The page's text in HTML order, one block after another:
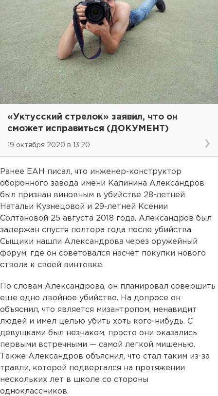
«Уктусский стрелок» заявил, что он
сможет исправиться (ДОКУМЕНТ)
19 октября 2020 в 13:20
Ранее ЕАН писал, что инженер-конструктор
оборонного завода имени Калинина Александров
был признан виновным в убийстве 28-летней
Натальи Кузнецовой и 29-летней Ксении
Солтановой 25 августа 2018 года. Александров был
задержан спустя полтора года после убийства.
Сыщики нашли Александрова через оружейный
форум, где он советовался насчет покупки нового
ствола к своей винтовке.
По словам Александрова, он планировал совершить
еще одно двойное убийство. На допросе он
объяснил, что является мизантропом, ненавидит
людей и имел целью убить хоть кого-нибудь. С
девушками был незнаком, просто они оказались
первыми встречными — самой легкой мишенью.
Также Александров объяснил, что стал таким из-за
травли, которой подвергался на протяжении
нескольких лет в школе со стороны
одноклассников.